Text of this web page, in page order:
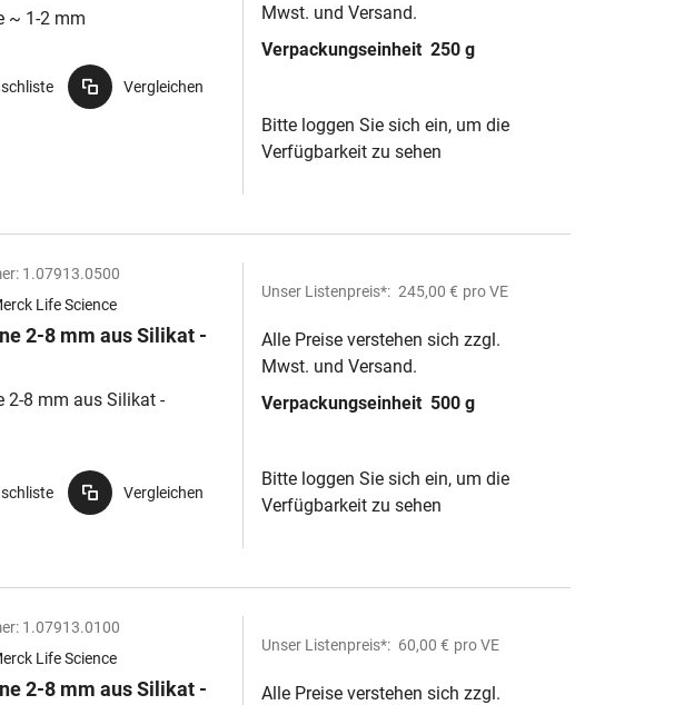
~ 1-2 mm
Vergleichen
Mwst. und Versand.
Verpackungseinheit 250 g
Bitte loggen Sie sich ein, um die
Verfügbarkeit zu sehen
1.07913.0500
Life Science
2-8 mm aus Silikat -
2-8 mm aus Silikat -
Vergleichen
Unser Listenpreis*: 245,00 € pro VE
Alle Preise verstehen sich zzgl.
Mwst. und Versand.
Verpackungseinheit 500 g
Bitte loggen Sie sich ein, um die
Verfügbarkeit zu sehen
1.07913.0100
Life Science
2-8 mm aus Silikat -
Unser Listenpreis*: 60,00 € pro VE
Alle Preise verstehen sich zzgl.